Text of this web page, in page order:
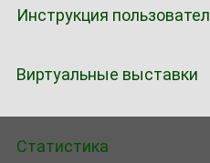
Инструкция
Виртуальные выставки
Статистика